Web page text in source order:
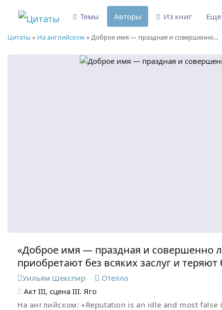
Цитаты » На английском » Доброе имя — праздная и совершенно...
«Доброе имя — праздная и совершенно
приобретают без всяких заслуг и
Уильям Шекспир
Отелло
Акт III, сцена III. Яго
На английском: «Reputation is an idle and most
Темы Авторы Из книг